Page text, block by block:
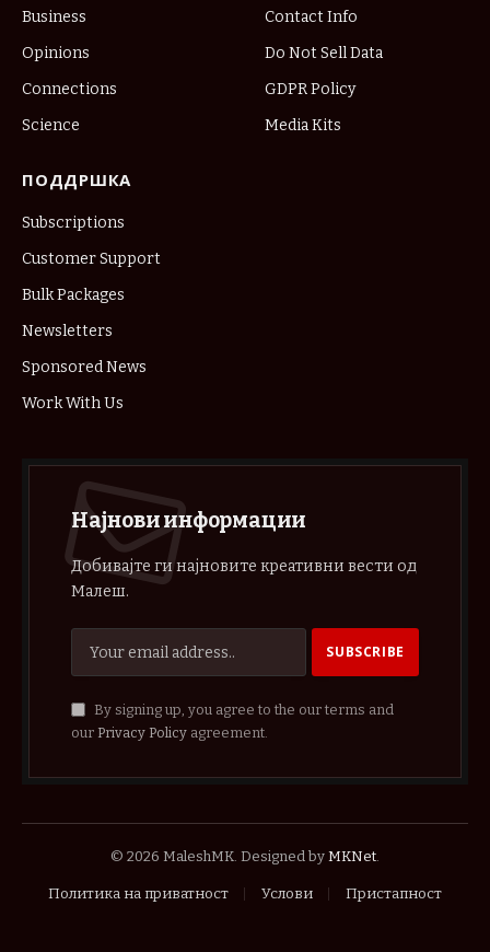
Business
Opinions
Connections
Science
Contact Info
Do Not Sell Data
GDPR Policy
Media Kits
ПОДДРШКА
Subscriptions
Customer Support
Bulk Packages
Newsletters
Sponsored News
Work With Us
Најнови информации
Добивајте ги најновите креативни вести од
Малеш.
By signing up, you agree to the our terms and
our Privacy Policyagreement.
© 2026 MaleshMK. Designed by MKNet.
Политика на приватност Услови Пристапност